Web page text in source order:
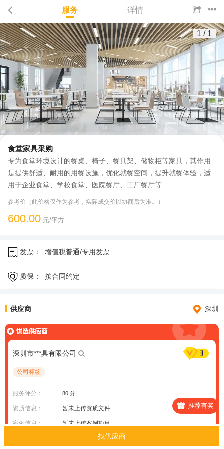
服务 详情
1 / 1
食堂家具采购
专为食堂环境设计的餐桌、椅子、餐具架、储物柜等家具，其作用
是提供舒适、耐用的用餐设施，优化就餐空间，提升就餐体验，适
用于企业食堂、学校食堂、医院餐厅、工厂餐厅等
参考价（此价格仅作为参考，实际成交价以协商后为准。）
600.00 元/平方
发票： 增值税普通/专用发票
质保： 按合同约定
供应商 深圳
深圳市***具有限公司
公司标签
服务评分： 80 分
资质信息： 暂未上传资质文件
案例信息： 暂未上传案例项目
推荐有奖
找供应商